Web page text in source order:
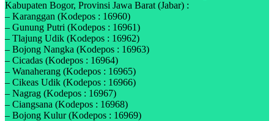
Kabupaten Bogor, Provinsi Jawa Barat (Jabar) :
– Karanggan (Kodepos : 16960)
– Gunung Putri (Kodepos : 16961)
– Tlajung Udik (Kodepos : 16962)
– Bojong Nangka (Kodepos : 16963)
– Cicadas (Kodepos : 16964)
– Wanaherang (Kodepos : 16965)
– Cikeas Udik (Kodepos : 16966)
– Nagrag (Kodepos : 16967)
– Ciangsana (Kodepos : 16968)
– Bojong Kulur (Kodepos : 16969)